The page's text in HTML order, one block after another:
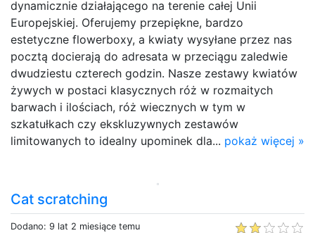
dynamicznie działającego na terenie całej Unii
Europejskiej. Oferujemy przepiękne, bardzo
estetyczne flowerboxy, a kwiaty wysyłane przez nas
pocztą docierają do adresata w przeciągu zaledwie
dwudziestu czterech godzin. Nasze zestawy kwiatów
żywych w postaci klasycznych róż w rozmaitych
barwach i ilościach, róż wiecznych w tym w
szkatułkach czy ekskluzywnych zestawów
limitowanych to idealny upominek dla... pokaż więcej »
Cat scratching
Dodano: 9 lat 2 miesiące temu